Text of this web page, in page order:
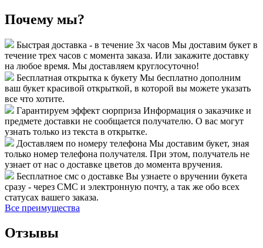
Почему мы?
Быстрая доставка - в течение 3х часов Мы доставим букет в
течение трех часов с момента заказа. Или закажите доставку
на любое время. Мы доставляем круглосуточно!
Бесплатная открытка к букету Мы бесплатно дополним
ваш букет красивой открыткой, в которой вы можете указать
все что хотите.
Гарантируем эффект сюрприза Информация о заказчике и
предмете доставки не сообщается получателю. О вас могут
узнать только из текста в открытке.
Доставляем по номеру телефона Мы доставим букет, зная
только номер телефона получателя. При этом, получатель не
узнает от нас о доставке цветов до момента вручения.
Бесплатное смс о доставке Вы узнаете о вручении букета
сразу - через СМС и электронную почту, а так же обо всех
статусах вашего заказа.
Все преимущества
Отзывы